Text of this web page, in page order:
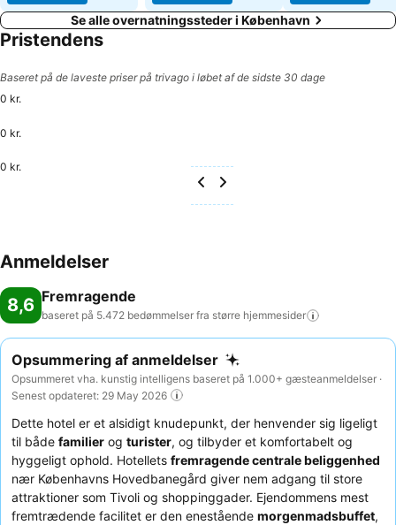
Se alle overnatningssteder i København
Pristendens
Baseret på de laveste priser på trivago i løbet af de sidste 30 dage
0 kr.
0 kr.
0 kr.
Anmeldelser
8,6 Fremragende
baseret på 5.472 bedømmelser fra større hjemmesider
Opsummering af anmeldelser
Opsummeret vha. kunstig intelligens baseret på 1.000+ gæsteanmeldelser ·
Senest opdateret: 29 May 2026
Dette hotel er et alsidigt knudepunkt, der henvender sig ligeligt
til både familier og turister, og tilbyder et komfortabelt og
hyggeligt ophold. Hotellets fremragende centrale beliggenhed
nær Københavns Hovedbanegård giver nem adgang til store
attraktioner som Tivoli og shoppinggader. Ejendommens mest
fremtrædende facilitet er den enestående morgenmadsbuffet,